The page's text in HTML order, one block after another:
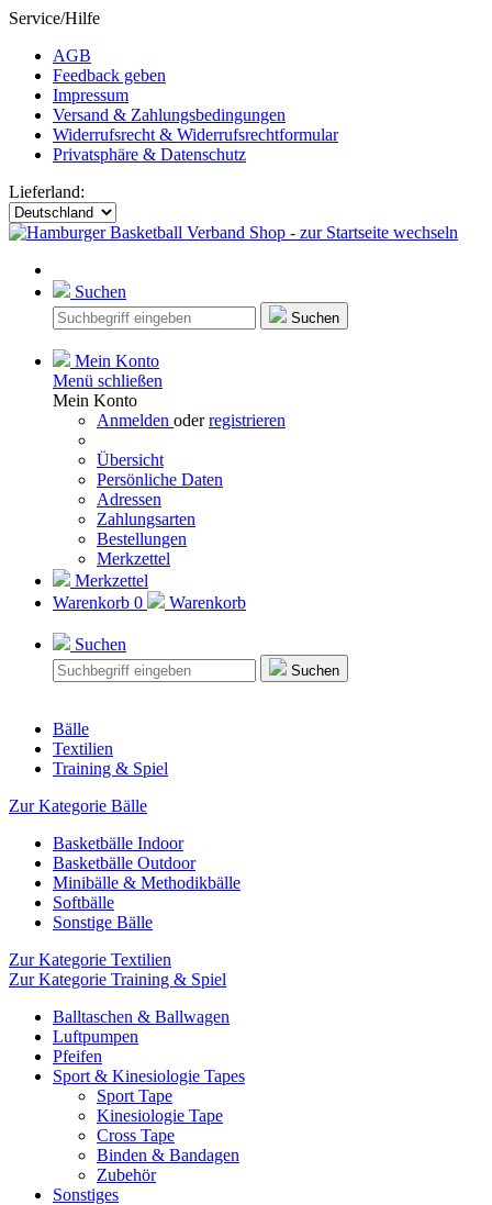
Service/Hilfe
AGB
Feedback geben
Impressum
Versand & Zahlungsbedingungen
Widerrufsrecht & Widerrufsrechtformular
Privatsphäre & Datenschutz
Lieferland:
Suchen
Suchen
Mein Konto
Menü schließen
Mein Konto
Anmelden oderregistrieren
Übersicht
Persönliche Daten
Adressen
Zahlungsarten
Bestellungen
Merkzettel
Merkzettel
Warenkorb 0 Warenkorb
Suchen
Suchen
Bälle
Textilien
Training & Spiel
Zur Kategorie Bälle
Basketbälle Indoor
Basketbälle Outdoor
Minibälle & Methodikbälle
Softbälle
Sonstige Bälle
Zur Kategorie Textilien
Zur Kategorie Training & Spiel
Balltaschen & Ballwagen
Luftpumpen
Pfeifen
Sport & Kinesiologie Tapes
Sport Tape
Kinesiologie Tape
Cross Tape
Binden & Bandagen
Zubehör
Sonstiges